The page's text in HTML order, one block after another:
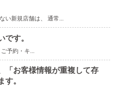
い新規店舗は、 通常...
です。
予約・キ...
「お客様情報が重複して存
す。